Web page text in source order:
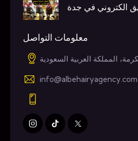
معلومات التواصل
المملكة العربية السعودية
info@albehairyagency.com